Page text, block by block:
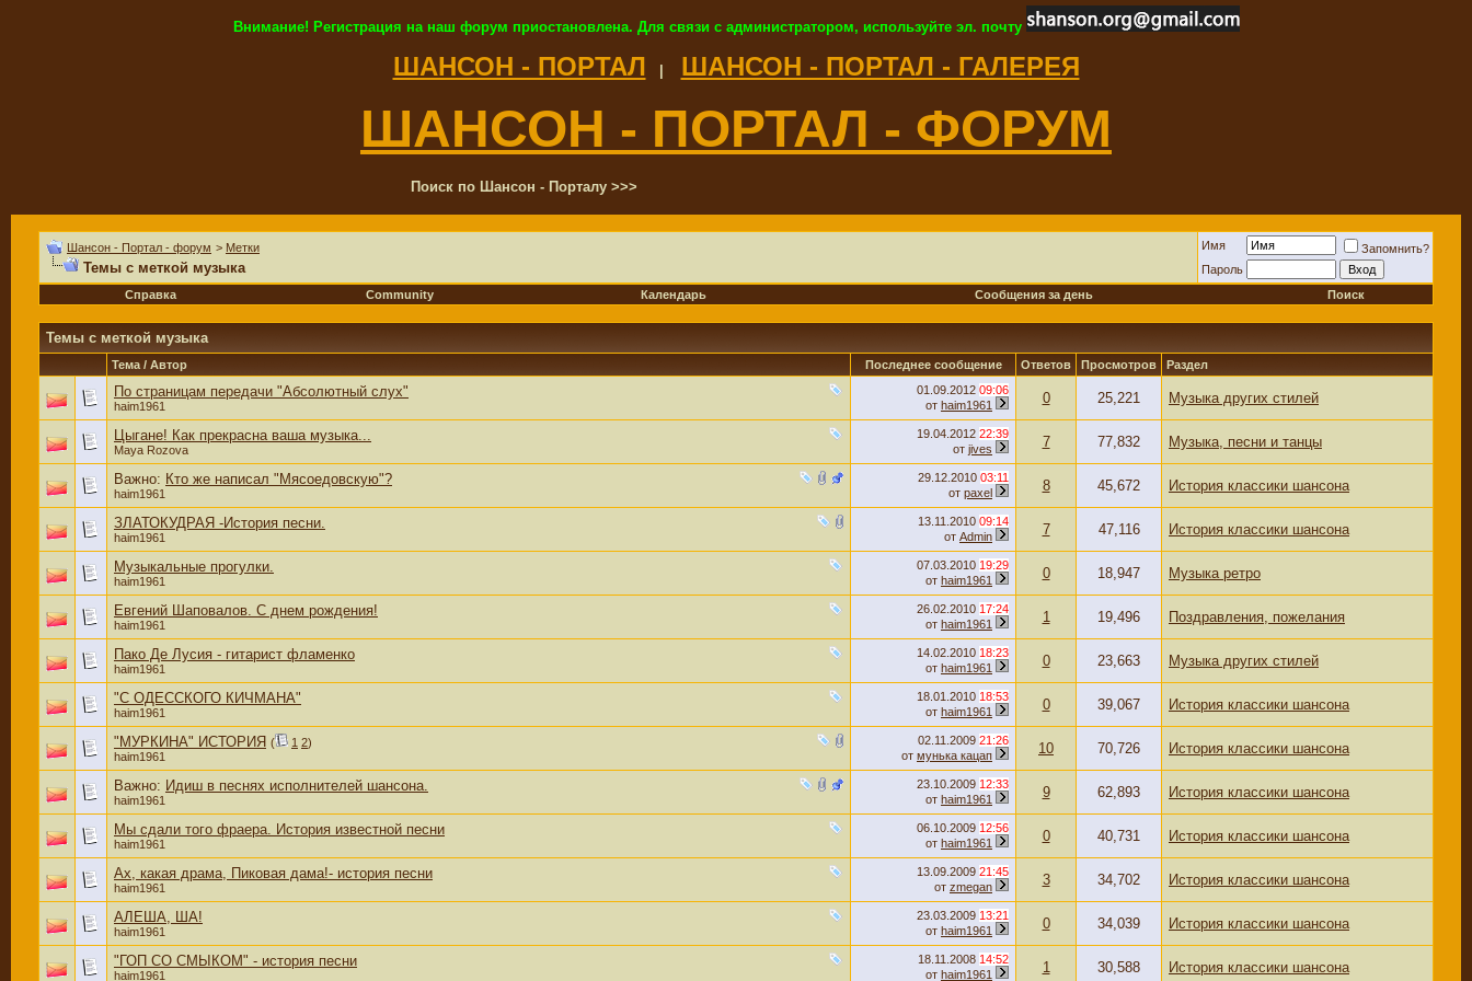
Внимание! Регистрация на наш форум приостановлена. Для связи с администратором, используйте эл. почту
ШАНСОН - ПОРТАЛ ШАНСОН - ПОРТАЛ - ГАЛЕРЕЯ
ШАНСОН - ПОРТАЛ - ФОРУМ
Поиск по Шансон - Порталу >>>
Шансон - Портал - форум > Метки
Темы с меткой музыка
Имя
Запомнить?
Пароль
Справка
Community Календарь Сообщения за день Поиск
Темы с меткой музыка
Тема / Автор Последнее сообщение Ответов Просмотров Раздел
По страницам передачи "Абсолютный слух"
haim1961
01.09.2012 09:06
от haim1961 0 25,221 Музыка других стилей
Цыгане! Как прекрасна ваша музыка...
Maya Rozova
19.04.2012 22:39
от jives 7 77,832 Музыка, песни и танцы
Важно: Кто же написал "Мясоедовскую"?
haim1961
29.12.2010 03:11
от paxel 8 45,672 История классики шансона
ЗЛАТОКУДРАЯ -История песни.
haim1961
13.11.2010 09:14
от Admin 7 47,116 История классики шансона
Музыкальные прогулки.
haim1961
07.03.2010 19:29
от haim1961 0 18,947 Музыка ретро
Евгений Шаповалов. С днем рождения!
haim1961
26.02.2010 17:24
от haim1961 1 19,496 Поздравления, пожелания
Пако Де Лусия - гитарист фламенко
haim1961
14.02.2010 18:23
от haim1961 0 23,663 Музыка других стилей
"С ОДЕССКОГО КИЧМАНА"
haim1961
18.01.2010 18:53
от haim1961 0 39,067 История классики шансона
"МУРКИНА" ИСТОРИЯ ( 1 2)
haim1961
02.11.2009 21:26
от мунька кацап 10 70,726 История классики шансона
Важно: Идиш в песнях исполнителей шансона.
haim1961
23.10.2009 12:33
от haim1961 9 62,893 История классики шансона
Мы сдали того фраера. История известной песни
haim1961
06.10.2009 12:56
от haim1961 0 40,731 История классики шансона
Ах, какая драма, Пиковая дама!- история песни
haim1961
13.09.2009 21:45
от zmegan 3 34,702 История классики шансона
АЛЕША, ША!
haim1961
23.03.2009 13:21
от haim1961 0 34,039 История классики шансона
"ГОП СО СМЫКОМ" - история песни
haim1961
18.11.2008 14:52
от haim1961 1 30,588 История классики шансона